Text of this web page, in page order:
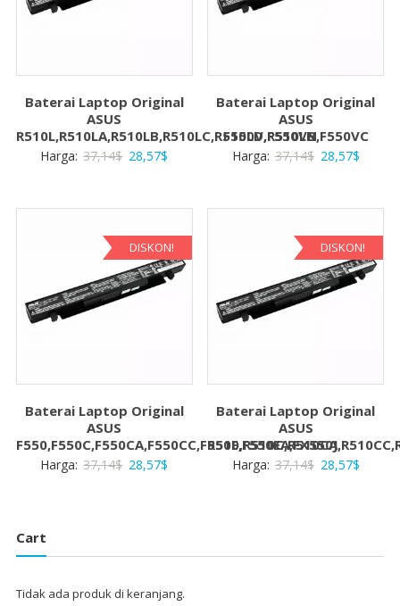
Baterai Laptop Original
ASUS
R510L,R510LA,R510LB,R510LC,R510LD,R510LN
Harga: 37,14$ Harga
28,57$
28,57$.
Baterai Laptop Original
ASUS
F550V,F550VB,F550VC
Harga: 37,14$ Harga
28,57$Harga
28,57$.
DISKON!
Baterai Laptop Original
ASUS
F550,F550C,F550CA,F550CC,F550E,F550EA,FX550J
Harga: 37,14$ Harga
28,57$
28,57$.
DISKON!
Baterai Laptop Original
ASUS
Harga: 37,14$ Harga
28,57$Harga
28,57$.
Cart
Tidak ada produk di keranjang.